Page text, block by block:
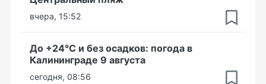
вчера, 15:52
До +24°С и без осадков: погода в
Калининграде 9 августа
сегодня, 08:56